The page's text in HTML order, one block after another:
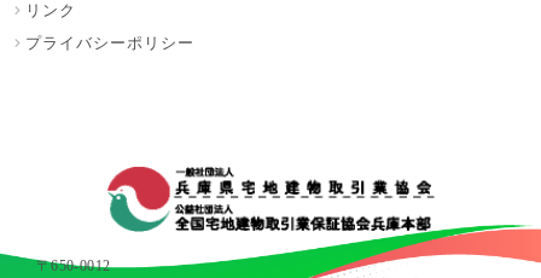
リンク
プライバシーポリシー
〒650-0012